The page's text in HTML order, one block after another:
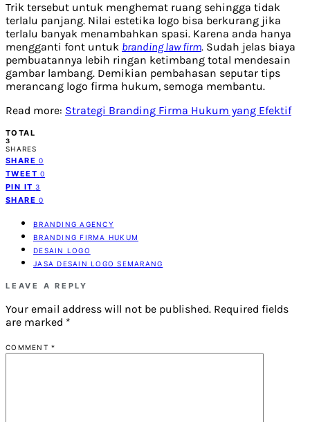
Trik tersebut untuk menghemat ruang sehingga tidak
terlalu panjang. Nilai estetika logo bisa berkurang jika
terlalu banyak menambahkan spasi. Karena anda hanya
mengganti font untuk branding law firm. Sudah jelas biaya
pembuatannya lebih ringan ketimbang total mendesain
gambar lambang. Demikian pembahasan seputar tips
merancang logo firma hukum, semoga membantu.
Read more: Strategi Branding Firma Hukum yang Efektif
TOTAL
3
SHARES
SHARE 0
TWEET 0
PIN IT 3
SHARE 0
BRANDING AGENCY
BRANDING FIRMA HUKUM
DESAIN LOGO
JASA DESAIN LOGO SEMARANG
LEAVE A REPLY
Your email address will not be published. Required fields
are marked *
COMMENT *